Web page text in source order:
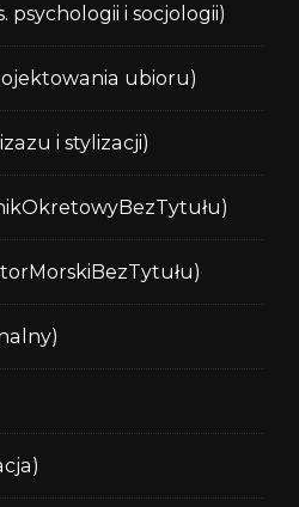
psychologii i socjologii)
ubioru)
i stylizacji)